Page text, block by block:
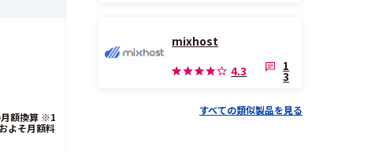
月額換算 ※1
よそ月額料
mixhost
4.3
1
3
すべての類似製品を見る